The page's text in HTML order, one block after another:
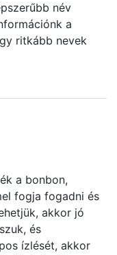
név
a
ritkább nevek
a bonbon,
fogja fogadni és
akkor jó
és
ízlését, akkor